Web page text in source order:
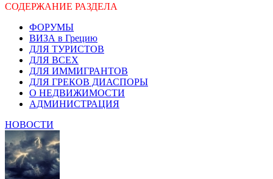
СОДЕРЖАНИЕ РАЗДЕЛА
ФОРУМЫ
ВИЗА в Грецию
ДЛЯ ТУРИСТОВ
ДЛЯ ВСЕХ
ДЛЯ ИММИГРАНТОВ
ДЛЯ ГРЕКОВ ДИАСПОРЫ
О НЕДВИЖИМОСТИ
АДМИНИСТРАЦИЯ
НОВОСТИ